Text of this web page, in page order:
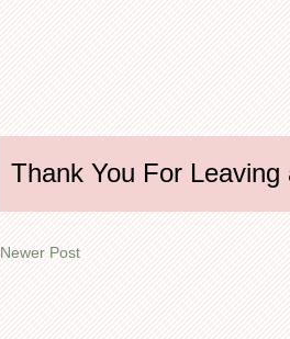
Thank You For
Newer Post